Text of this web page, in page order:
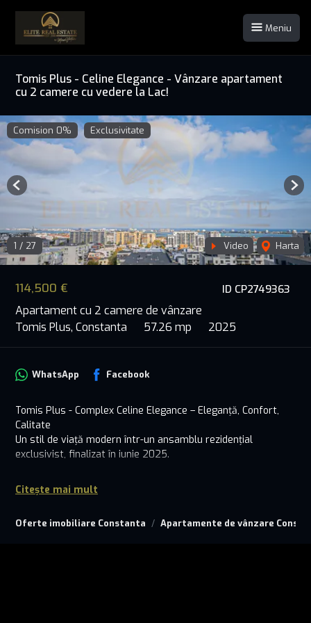
Meniu
Tomis Plus - Celine Elegance - Vânzare apartament
cu 2 camere cu vedere la Lac!
ID CP2749363
114,500 €
Apartament cu 2 camere de vânzare
Tomis Plus, Constanta
57.26 mp 2025
Comision 0% Exclusivitate
1 / 27 Video Harta
Previous
Oferte imobiliare Constanta Apartamente de vânzare
WhatsApp Facebook
Tomis Plus - Complex Celine Elegance – Eleganță, Confort,
Calitate
Un stil de viață modern într-un ansamblu rezidențial
exclusivist, finalizat în iunie 2025.
Constanței, Tomis Plus Celine Elegance Residence este un
arhitectura modernă cu cele mai înalte standarde de
Citește mai mult